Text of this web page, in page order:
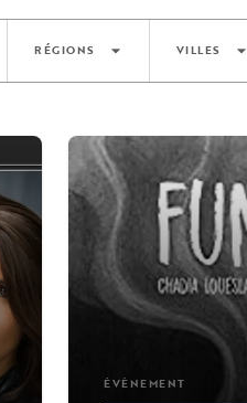
RÉGIONS arrow_drop_down VILLES arrow_drop_down
ÉVÈNEMENT